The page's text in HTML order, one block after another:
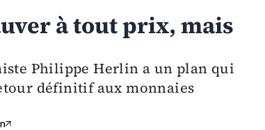
à tout prix, mais
Philippe Herlin a un plan qui
définitif aux monnaies